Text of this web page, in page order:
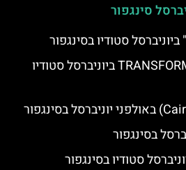
סינגפור
סטודיו בסינגפור
רכבת הרים של TRANSFORMERS ביוניברסל סטודיו
בסינגפור